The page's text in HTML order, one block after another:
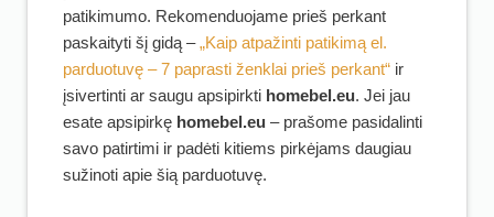
patikimumo. Rekomenduojame prieš perkant
paskaityti šį gidą –„Kaip atpažinti patikimą el.
parduotuvę – 7 paprasti ženklai prieš perkant“ ir
įsivertinti ar saugu apsipirkti homebel.eu. Jei jau
esate apsipirkę homebel.eu – prašome pasidalinti
savo patirtimi ir padėti kitiems pirkėjams daugiau
sužinoti apie šią parduotuvę.